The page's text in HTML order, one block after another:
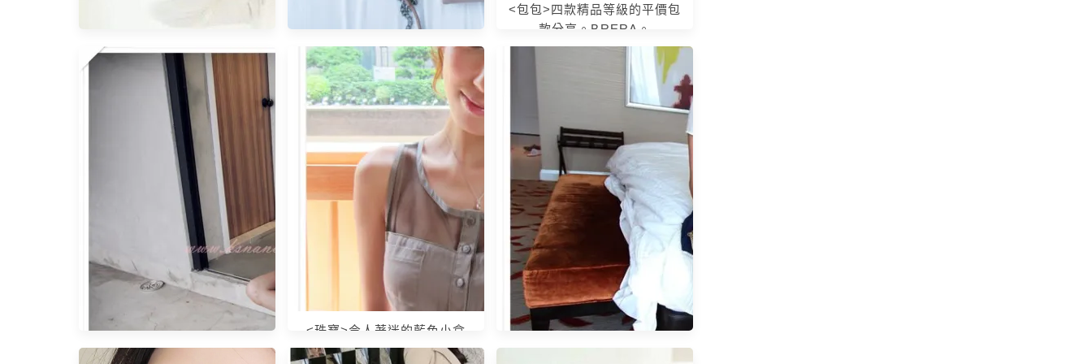
做植牙好嗎？一篇帶你分析植
牙流程、優缺點、價格及副作
用
<穿搭> 2雙夏日必備涼鞋 x 6
套穿搭！MISS SOFI。
<包包>四款精品等級的平價包
款分享。BRERA。
<珠寶>令人著迷的藍色小盒
子。Tiffany 收藏分享 V。